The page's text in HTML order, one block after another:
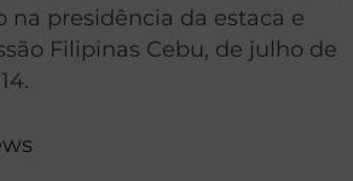
na presidência da estaca e
Filipinas Cebu, de julho de